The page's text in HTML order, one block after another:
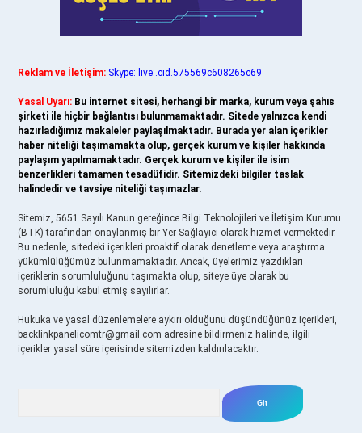
Reklam ve İletişim: Skype: live:.cid.575569c608265c69
Yasal Uyarı: Bu internet sitesi, herhangi bir marka, kurum veya şahıs
şirketi ile hiçbir bağlantısı bulunmamaktadır. Sitede yalnızca kendi
hazırladığımız makaleler paylaşılmaktadır. Burada yer alan içerikler
haber niteliği taşımamakta olup, gerçek kurum ve kişiler hakkında
paylaşım yapılmamaktadır. Gerçek kurum ve kişiler ile isim
benzerlikleri tamamen tesadüfidir. Sitemizdeki bilgiler taslak
halindedir ve tavsiye niteliği taşımazlar.
Sitemiz, 5651 Sayılı Kanun gereğince Bilgi Teknolojileri ve İletişim Kurumu
(BTK) tarafından onaylanmış bir Yer Sağlayıcı olarak hizmet vermektedir.
Bu nedenle, sitedeki içerikleri proaktif olarak denetleme veya araştırma
yükümlülüğümüz bulunmamaktadır. Ancak, üyelerimiz yazdıkları
içeriklerin sorumluluğunu taşımakta olup, siteye üye olarak bu
sorumluluğu kabul etmiş sayılırlar.
Hukuka ve yasal düzenlemelere aykırı olduğunu düşündüğünüz içerikleri,
backlinkpanelicomtr@gmail.com adresine bildirmeniz halinde, ilgili
içerikler yasal süre içerisinde sitemizden kaldırılacaktır.